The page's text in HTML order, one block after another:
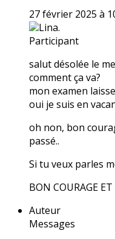
27 février 2025 à
Lina.
Participant
salut désolée le
comment ça va?
mon examen
oui je suis en
oh non, bon
passé..
Si tu veux parles
BON COURAGE
Auteur
Messages